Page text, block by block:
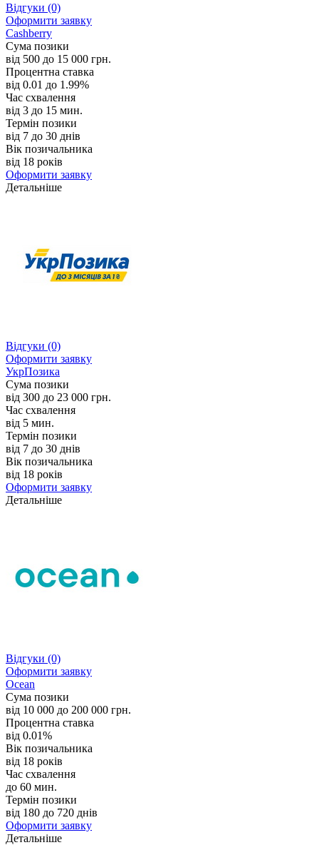
Відгуки (0)
Оформити заявку
Cashberry
Сума позики
від 500 до 15 000 грн.
Процентна ставка
від 0.01 до 1.99%
Час схвалення
від 3 до 15 мин.
Термін позики
від 7 до 30 днів
Вік позичальника
від 18 років
Оформити заявку
Детальніше
Відгуки (0)
Оформити заявку
УкрПозика
Сума позики
від 300 до 23 000 грн.
Час схвалення
від 5 мин.
Термін позики
від 7 до 30 днів
Вік позичальника
від 18 років
Оформити заявку
Детальніше
Відгуки (0)
Оформити заявку
Ocean
Сума позики
від 10 000 до 200 000 грн.
Процентна ставка
від 0.01%
Вік позичальника
від 18 років
Час схвалення
до 60 мин.
Термін позики
від 180 до 720 днів
Оформити заявку
Детальніше